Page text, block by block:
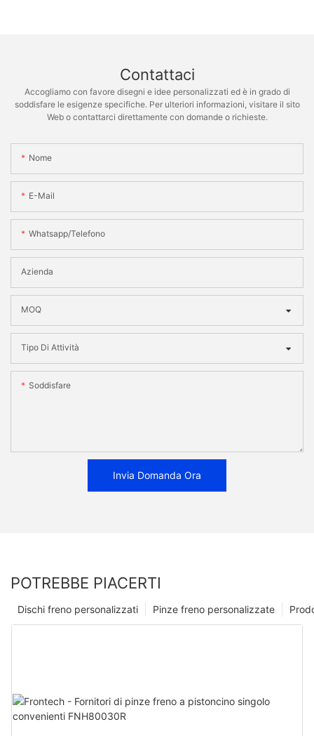
Contattaci
Accogliamo con favore disegni e idee personalizzati ed è in grado di
soddisfare le esigenze specifiche. Per ulteriori informazioni, visitare il sito
Web o contattarci direttamente con domande o richieste.
Nome
E-Mail
Whatsapp/telefono
Azienda
MOQ
Tipo Di Attività
Soddisfare
Invia Domanda Ora
POTREBBE PIACERTI
Pinze freno personalizzate
Dischi freno personalizzati